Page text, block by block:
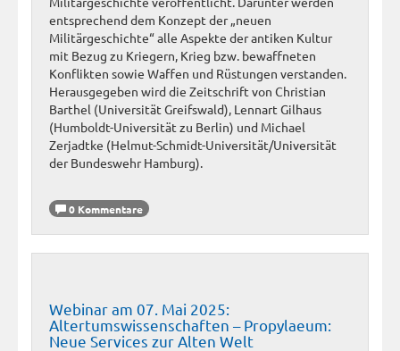
entsprechend dem Konzept der „neuen
Militärgeschichte“ alle Aspekte der antiken Kultur
mit Bezug zu Kriegern, Krieg bzw. bewaffneten
Konflikten sowie Waffen und Rüstungen verstanden.
Herausgegeben wird die Zeitschrift von Christian
Barthel (Universität Greifswald), Lennart Gilhaus
(Humboldt-Universität zu Berlin) und Michael
Zerjadtke (Helmut-Schmidt-Universität/Universität
der Bundeswehr Hamburg).
0 Kommentare
Webinar am 07. Mai 2025:
Altertumswissenschaften – Propylaeum:
Neue Services zur Alten Welt